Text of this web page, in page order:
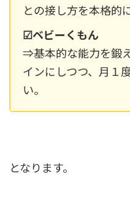
との接し方を本格的
☑ベビーくもん
⇒基本的な能力を鍛
インにしつつ、月１
い。
となります。